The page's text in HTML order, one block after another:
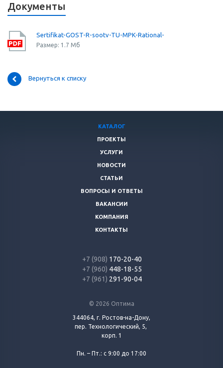
Документы
Sertifikat-GOST-R-sootv-TU-MPK-Rational-
Размер: 1.7 Мб
Вернуться к списку
© 2026 Оптима
344064, г. Ростов-на-Дону,
пер. Технологический, 5,
корп. 1
Пн. – Пт.: с 9:00 до 17:00
КАТАЛОГ
ПРОЕКТЫ
УСЛУГИ
НОВОСТИ
СТАТЬИ
ВОПРОСЫ И ОТВЕТЫ
ВАКАНСИИ
КОМПАНИЯ
КОНТАКТЫ
+7 (908) 170-20-40
+7 (960) 448-18-55
+7 (961) 291-90-04